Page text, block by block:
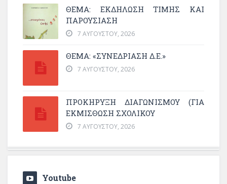
ΘΈΜΑ: ΕΚΔΉΛΩΣΗ ΤΙΜΉΣ ΚΑΙ
ΠΑΡΟΥΣΊΑΣΗ
7 ΑΥΓΟΎΣΤΟΥ, 2026
ΘΕΜΑ: «ΣΥΝΕΔΡΊΑΣΗ Δ.Ε.»
7 ΑΥΓΟΎΣΤΟΥ, 2026
ΠΡΟΚΗΡΥΞΗ ΔΙΑΓΩΝΙΣΜΟΥ (ΓΙΑ
ΕΚΜΊΣΘΩΣΗ ΣΧΟΛΙΚΟΎ
7 ΑΥΓΟΎΣΤΟΥ, 2026
Youtube